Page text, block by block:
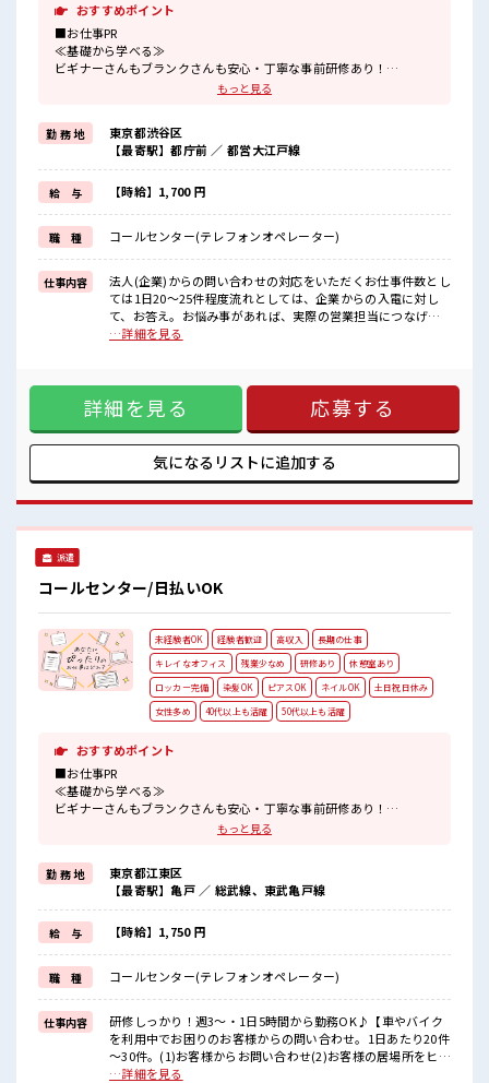
おすすめポイント
■お仕事PR
≪基礎から学べる≫
ビギナーさんもブランクさんも安心・丁寧な事前研修あり！
≪プライベートが充実する≫
場合によってはお願いすることもありますが、
残業はほとんどナシ！
≪週休2日制≫
週末は家族や友人と一緒にプライベート満喫！
≪未経験でも活躍できる≫
新しいことにチャレンジするのは不安だけど、
しっかり働く環境が整っています！
イチからスキルUP・ステップUP目指していきましょう！
■職場の雰囲気
女性も活躍しやすい雰囲気の職場です！
≪20代の方が多数活躍中の職場≫
高収入もバッチリ目指せますよ！
もっと見る
勤 務 地
東京都渋谷区
【最寄駅】都庁前 ／ 都営大江戸線
給 与 【時給】1,700 円
職 種 コールセンター(テレフォンオペレーター)
仕事内容
法人(企業)からの問い合わせの対応をいただくお仕事件数とし
ては1日20～25件程度流れとしては、企業からの入電に対し
て、お答え。お悩み事があれば、実際の営業担当につなげる
流れです。 ■お仕事PR ≪基礎から学べる≫ ビギナーさんもブ
が充実する≫ 場合によってはお願いすることもありますが、
残業はほとんどナシ！ ≪週休2日制≫ 週末は家族や友人と一
緒にプライベート満喫！ ≪未経験でも活躍できる≫ 新しいこ
とにチャレンジするのは不安だけど、 しっかり働く環境が整
っています！ イチからスキルUP・ステップUP目指していき
ましょう！ ■職場の雰囲気 女性も活躍しやすい雰囲気の職場
し！ プライベートも謳歌できる☆ 高収入もバッチリ目指せま
すよ！
…詳細を見る
詳細を見る 応募する
気になるリストに追加する
派遣
コールセンター/日払いOK
未経験者OK 経験者歓迎 高収入
長期の仕事
キレイなオフィス
残業少なめ 研修あり
休憩室あり
ロッカー完備
染髪OK ピアスOK ネイルOK
土日祝日休み
女性多め
40代以上も活躍 50代以上も活躍
おすすめポイント
■お仕事PR
≪基礎から学べる≫
ビギナーさんもブランクさんも安心・丁寧な事前研修あり！
ブランクがあっても大丈夫♪
経験はちょっとだけ…という方もOK！
≪女性も働きやすい職場≫
もちろん男性の応募も歓迎ですよ！
≪時間にメリハリを≫
残業はほとんどナシ！
場合によってはお願いすることもあります♪
≪週休2日制≫
週末は家族や友人と一緒にプライベート満喫！
≪様々なお仕事をご提案≫
一人で悩まず気軽に相談できる、
派遣のお仕事です！
もっと見る
勤 務 地
東京都江東区
【最寄駅】亀戸 ／ 総武線、東武亀戸線
給 与 【時給】1,750 円
職 種 コールセンター(テレフォンオペレーター)
仕事内容
研修しっかり！週3～・1日5時間から勤務OK♪【車やバイク
を利用中でお困りのお客様からの問い合わせ。1日あたり20件
～30件。(1)お客様からお問い合わせ(2)お客様の居場所をヒア
リング(3)レッカー車を手配(4)手配状況をお客様にご報告 ■
…詳細を見る